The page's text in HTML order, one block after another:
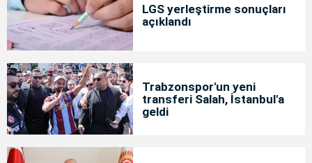
LGS yerleştirme sonuçları
açıklandı
Trabzonspor'un yeni
transferi Salah, İstanbul'a
geldi